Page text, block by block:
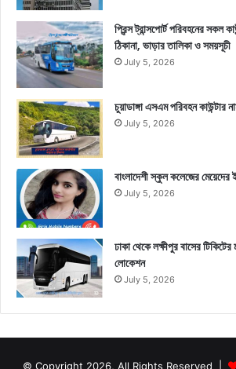
প্রিন্স ট্রান্সপোর্ট পরিবহনের সকল
ঠিকানা, ভাড়ার তালিকা ও সময়সূচী
July 5, 2026
চুয়াডাঙ্গা এসএম পরিবহন কাউন্টার
July 5, 2026
বাংলাদেশী স্কুল কলেজের মেয়েদের
July 5, 2026
ঢাকা থেকে লক্ষীপুর বাসের
লোকেশন
July 5, 2026
© Copyright 2026, All Rights Reserved |